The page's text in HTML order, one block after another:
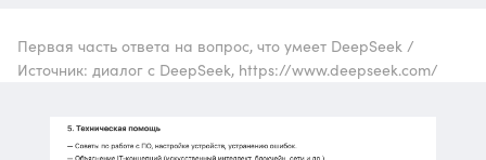
Первая часть ответа на вопрос, что умеет DeepSeek /
Источник: диалог с DeepSeek, https://www.deepseek.com/